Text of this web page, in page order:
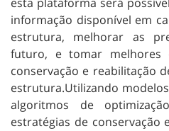
informação disponível em
estrutura, melhorar as
futuro, e tomar melhores
conservação e reabilitação
estrutura.Utilizando
algoritmos de
estratégias de conservação